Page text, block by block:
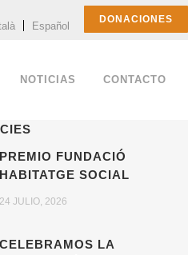
Español
DONACIONES
NOTICIAS CONTACTO
PREMIO FUNDACIÓ
HABITATGE SOCIAL
24 JULIO, 2026
CELEBRAMOS LA